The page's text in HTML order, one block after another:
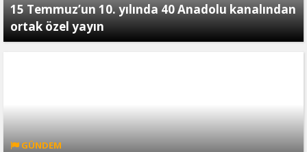
15 Temmuz’un 10. yılında 40 Anadolu kanalından
ortak özel yayın
GÜNDEM